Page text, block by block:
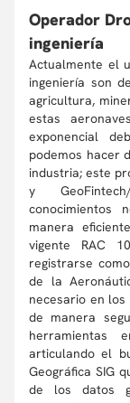
Operador
ingeniería
Actualmente el
ingeniería son
agricultura,
estas
exponencial
podemos hacer
industria; este
y
manera
vigente RAC
registrarse
de la
necesario en
de manera
herramientas
articulando el
Geográfica SIG
de los datos